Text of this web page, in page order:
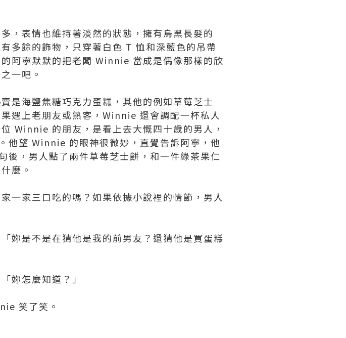
，表情也維持著淡然的狀態，擁有烏黑長髮的
多餘的飾物，只穿著白色 T 恤和深藍色的吊帶
阿寧默默的把老闆 Winnie 當成是偶像那樣的欣
一吧。
是海鹽焦糖巧克力蛋糕，其他的例如草莓芝士
遇上老朋友或熟客，Winnie 還會調配一杯私人
Winnie 的朋友，是看上去大慨四十歲的男人，
他望 Winnie 的眼神很微妙，直覺告訴阿寧，他
，男人點了兩件草莓芝士餅，和一件綠茶果仁
麼。
一家三口吃的嗎？如果依據小說裡的情節，男人
妳是不是在猜他是我的前男友？還猜他是買蛋糕
妳怎麼知道？」
笑了笑。